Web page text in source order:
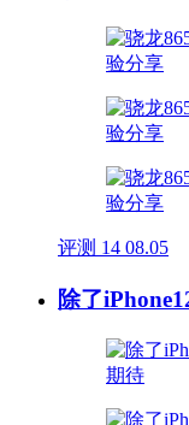
评测 14 08.05
除了